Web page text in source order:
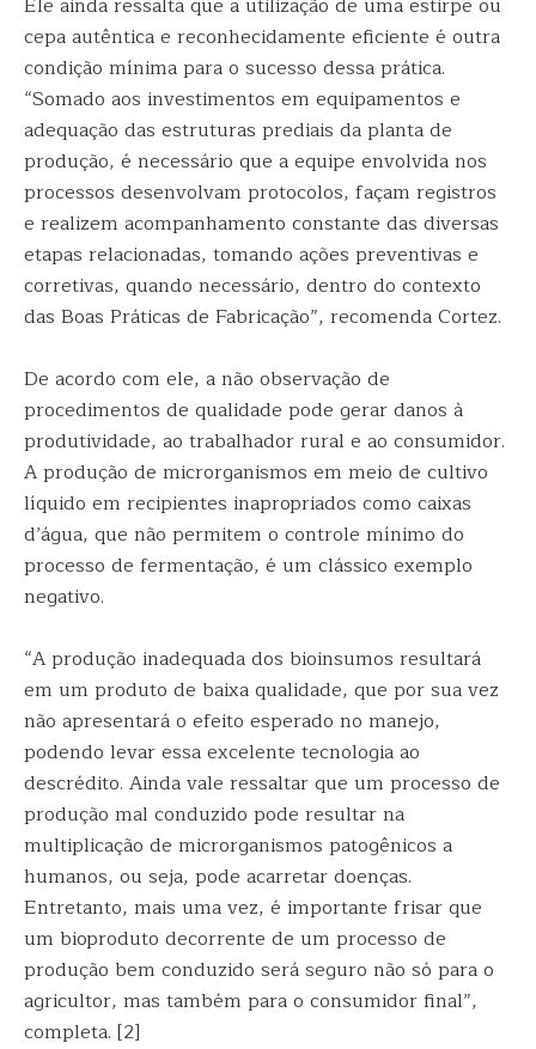
cepa autêntica e reconhecidamente eficiente é outra
condição mínima para o sucesso dessa prática.
“Somado aos investimentos em equipamentos e
adequação das estruturas prediais da planta de
produção, é necessário que a equipe envolvida nos
processos desenvolvam protocolos, façam registros
e realizem acompanhamento constante das diversas
etapas relacionadas, tomando ações preventivas e
corretivas, quando necessário, dentro do contexto
das Boas Práticas de Fabricação”, recomenda Cortez.
De acordo com ele, a não observação de
procedimentos de qualidade pode gerar danos à
produtividade, ao trabalhador rural e ao consumidor.
A produção de microrganismos em meio de cultivo
líquido em recipientes inapropriados como caixas
d’água, que não permitem o controle mínimo do
processo de fermentação, é um clássico exemplo
negativo.
“A produção inadequada dos bioinsumos resultará
em um produto de baixa qualidade, que por sua vez
não apresentará o efeito esperado no manejo,
podendo levar essa excelente tecnologia ao
descrédito. Ainda vale ressaltar que um processo de
produção mal conduzido pode resultar na
multiplicação de microrganismos patogênicos a
humanos, ou seja, pode acarretar doenças.
Entretanto, mais uma vez, é importante frisar que
um bioproduto decorrente de um processo de
produção bem conduzido será seguro não só para o
agricultor, mas também para o consumidor final”,
completa. [2]